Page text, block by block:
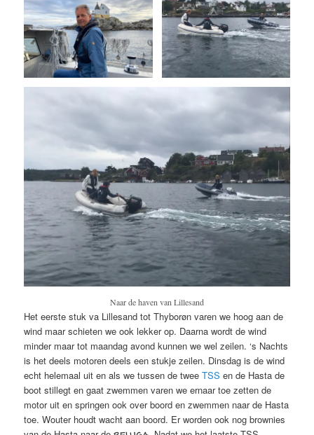
Naar de haven van Lillesand
Het eerste stuk va Lillesand tot Thyborøn varen we hoog aan de
wind maar schieten we ook lekker op. Daarna wordt de wind
minder maar tot maandag avond kunnen we wel zeilen. ‘s Nachts
is het deels motoren deels een stukje zeilen. Dinsdag is de wind
echt helemaal uit en als we tussen de tweeTSS en de Hasta de
boot stillegt en gaat zwemmen varen we ernaar toe zetten de
motor uit en springen ook over boord en zwemmen naar de Hasta
toe. Wouter houdt wacht aan boord. Er worden ook nog brownies